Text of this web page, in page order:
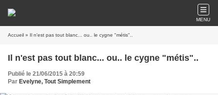
MENU
Accueil » Il n'est pas tout blanc... ou.. le cygne "métis"..
Il n'est pas tout blanc... ou.. le cygne "métis"..
Publié le 21/06/2015 à 20:59
Par Evelyne, Tout Simplement